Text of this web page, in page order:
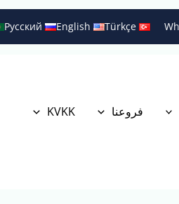
Türkçe
English
Русский
فروعنا
KVKK